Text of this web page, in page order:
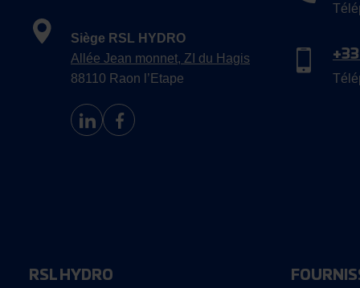
Siège RSL HYDRO
Allée Jean monnet, ZI du Hagis
88110 Raon l’Etape
RSL HYDRO